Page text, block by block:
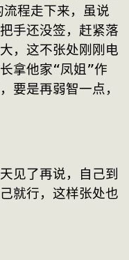
程走下来，虽说
手还没签，赶紧落
，这不张处刚刚电
拿他家“凤姐”作
要是再弱智一点，
见了再说，自己到
就行，这样张处也